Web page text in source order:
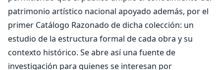
patrimonio artístico nacional apoyado además, por el
primer Catálogo Razonado de dicha colección: un
estudio de la estructura formal de cada obra y su
contexto histórico. Se abre así una fuente de
investigación para quienes se interesan por